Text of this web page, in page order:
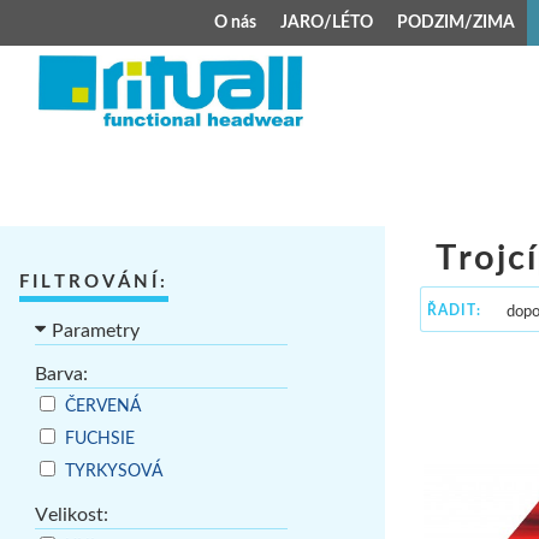
O nás JARO/LÉTO
Kšiltovky
PODZIM/ZIMA
Zimní čepice
Kojenecké
FILTROVÁNÍ:
Parametry
Barva:
ČERVENÁ
FUCHSIE
TYRKYSOVÁ
Velikost:
ŘADIT: